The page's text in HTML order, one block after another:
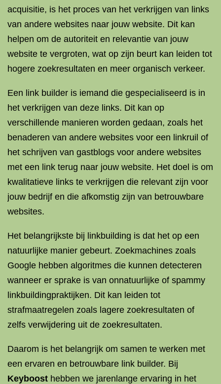
acquisitie, is het proces van het verkrijgen van links
van andere websites naar jouw website. Dit kan
helpen om de autoriteit en relevantie van jouw
website te vergroten, wat op zijn beurt kan leiden tot
hogere zoekresultaten en meer organisch verkeer.
Een link builder is iemand die gespecialiseerd is in
het verkrijgen van deze links. Dit kan op
verschillende manieren worden gedaan, zoals het
benaderen van andere websites voor een linkruil of
het schrijven van gastblogs voor andere websites
met een link terug naar jouw website. Het doel is om
kwalitatieve links te verkrijgen die relevant zijn voor
jouw bedrijf en die afkomstig zijn van betrouwbare
websites.
Het belangrijkste bij linkbuilding is dat het op een
natuurlijke manier gebeurt. Zoekmachines zoals
Google hebben algoritmes die kunnen detecteren
wanneer er sprake is van onnatuurlijke of spammy
linkbuildingpraktijken. Dit kan leiden tot
strafmaatregelen zoals lagere zoekresultaten of
zelfs verwijdering uit de zoekresultaten.
Daarom is het belangrijk om samen te werken met
een ervaren en betrouwbare link builder. Bij
Keyboost hebben we jarenlange ervaring in het